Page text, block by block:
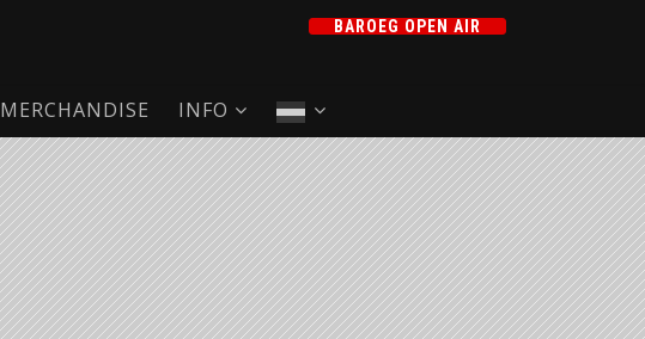
BAROEG OPEN AIR
MERCHANDISE INFO